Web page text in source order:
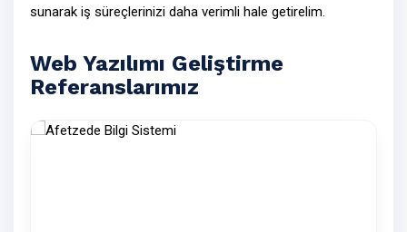
sunarak iş süreçlerinizi daha verimli hale getirelim.
Web Yazılımı Geliştirme
Referanslarımız